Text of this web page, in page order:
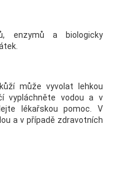
enzymů a biologicky
může vyvolat lehkou
vypláchněte vodou a v
lékařskou pomoc. V
a v případě zdravotních